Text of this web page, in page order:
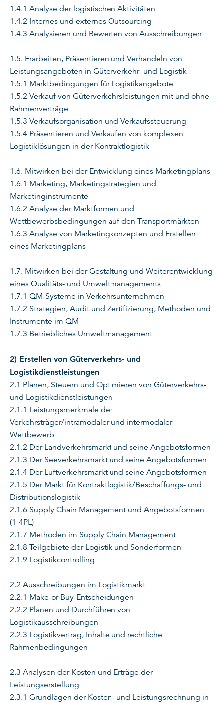
1.4.1 Analyse der logistischen Aktivitäten
1.4.2 Internes und externes Outsourcing
1.4.3 Analysieren und Bewerten von Ausschreibungen
1.5. Erarbeiten, Präsentieren und Verhandeln von
Leistungsangeboten in Güterverkehr und Logistik
1.5.1 Marktbedingungen für Logistikangebote
1.5.2 Verkauf von Güterverkehrsleistungen mit und ohne
Rahmenverträge
1.5.3 Verkaufsorganisation und Verkaufssteuerung
1.5.4 Präsentieren und Verkaufen von komplexen
Logistiklösungen in der Kontraktlogistik
1.6. Mitwirken bei der Entwicklung eines Marketingplans
1.6.1 Marketing, Marketingstrategien und
Marketinginstrumente
1.6.2 Analyse der Marktformen und
Wettbewerbsbedingungen auf den Transportmärkten
1.6.3 Analyse von Marketingkonzepten und Erstellen
eines Marketingplans
1.7. Mitwirken bei der Gestaltung und Weiterentwicklung
eines Qualitäts- und Umweltmanagements
1.7.1 QM-Systeme in Verkehrsunternehmen
1.7.2 Strategien, Audit und Zertifizierung, Methoden und
Instrumente im QM
1.7.3 Betriebliches Umweltmanagement
2) Erstellen von Güterverkehrs- und
Logistikdienstleistungen
2.1 Planen, Steuern und Optimieren von Güterverkehrs-
und Logistikdienstleistungen
2.1.1 Leistungsmerkmale der
Verkehrsträger/intramodaler und intermodaler
Wettbewerb
2.1.2 Der Landverkehrsmarkt und seine Angebotsformen
2.1.3 Der Seeverkehrsmarkt und seine Angebotsformen
2.1.4 Der Luftverkehrsmarkt und seine Angebotsformen
2.1.5 Der Markt für Kontraktlogistik/Beschaffungs- und
Distributionslogistik
2.1.6 Supply Chain Management und Angebotsformen
(1-4PL)
2.1.7 Methoden im Supply Chain Management
2.1.8 Teilgebiete der Logistik und Sonderformen
2.1.9 Logistikcontrolling
2.2 Ausschreibungen im Logistikmarkt
2.2.1 Make-or-Buy-Entscheidungen
2.2.2 Planen und Durchführen von
Logistikausschreibungen
2.2.3 Logistikvertrag, Inhalte und rechtliche
Rahmenbedingungen
2.3 Analysen der Kosten und Erträge der
Leistungserstellung
2.3.1 Grundlagen der Kosten- und Leistungsrechnung in